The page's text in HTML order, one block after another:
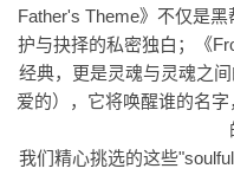
Father's Theme》不仅是
护与抉择的私密独白；《
经典，更是灵魂与灵魂之
爱的），它将唤醒谁的名
我们精心挑选的这些